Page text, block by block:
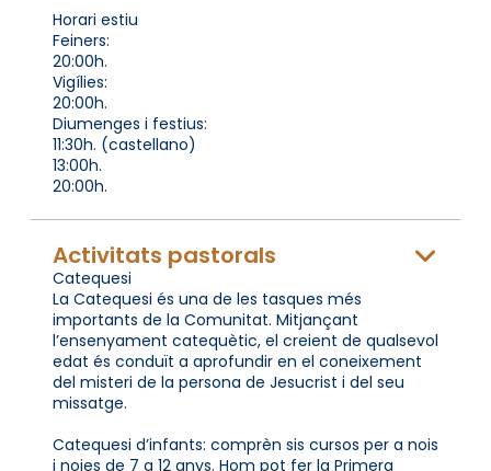
Horari estiu
Feiners:
20:00h.
Vigílies:
20:00h.
Diumenges i festius:
11:30h. (castellano)
13:00h.
20:00h.
Activitats pastorals
Catequesi
La Catequesi és una de les tasques més
importants de la Comunitat. Mitjançant
l’ensenyament catequètic, el creient de qualsevol
edat és conduït a aprofundir en el coneixement
del misteri de la persona de Jesucrist i del seu
missatge.
Catequesi d’infants: comprèn sis cursos per a nois
i noies de 7 a 12 anys. Hom pot fer la Primera